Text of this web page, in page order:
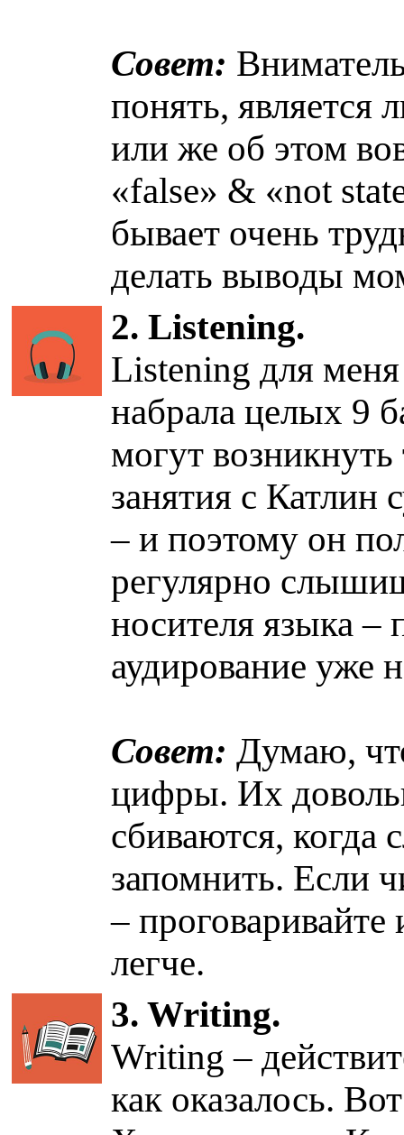
Совет:
понять,
или же об этом
«false» & «not
бывает очень
делать выводы
2. Listening.
Listening для меня
набрала целых 9
могут
занятия с Катлин
– и поэтому он
регулярно
носителя языка –
аудирование уже
Совет: Думаю,
цифры. Их
сбиваются,
запомнить. Если
– проговаривайте
легче.
3. Writing.
Writing –
как оказалось.